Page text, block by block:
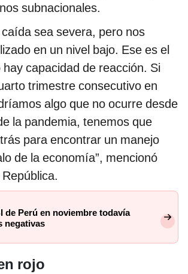
subnacionales.
caída sea severa, pero nos
en un nivel bajo. Ese es el
capacidad de reacción. Si
trimestre consecutivo en
algo que no ocurre desde
la pandemia, tenemos que
para encontrar un manejo
de la economía”, mencionó
de Perú en noviembre todavía
negativas
rojo